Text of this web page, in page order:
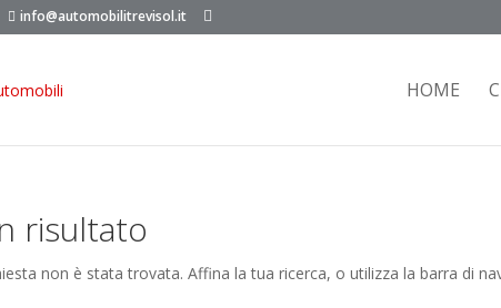
info@automobilitrevisol.it
HOME
risultato
non è stata trovata. Affina la tua ricerca, o utilizza la barra di